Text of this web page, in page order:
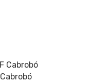
Cabrobó